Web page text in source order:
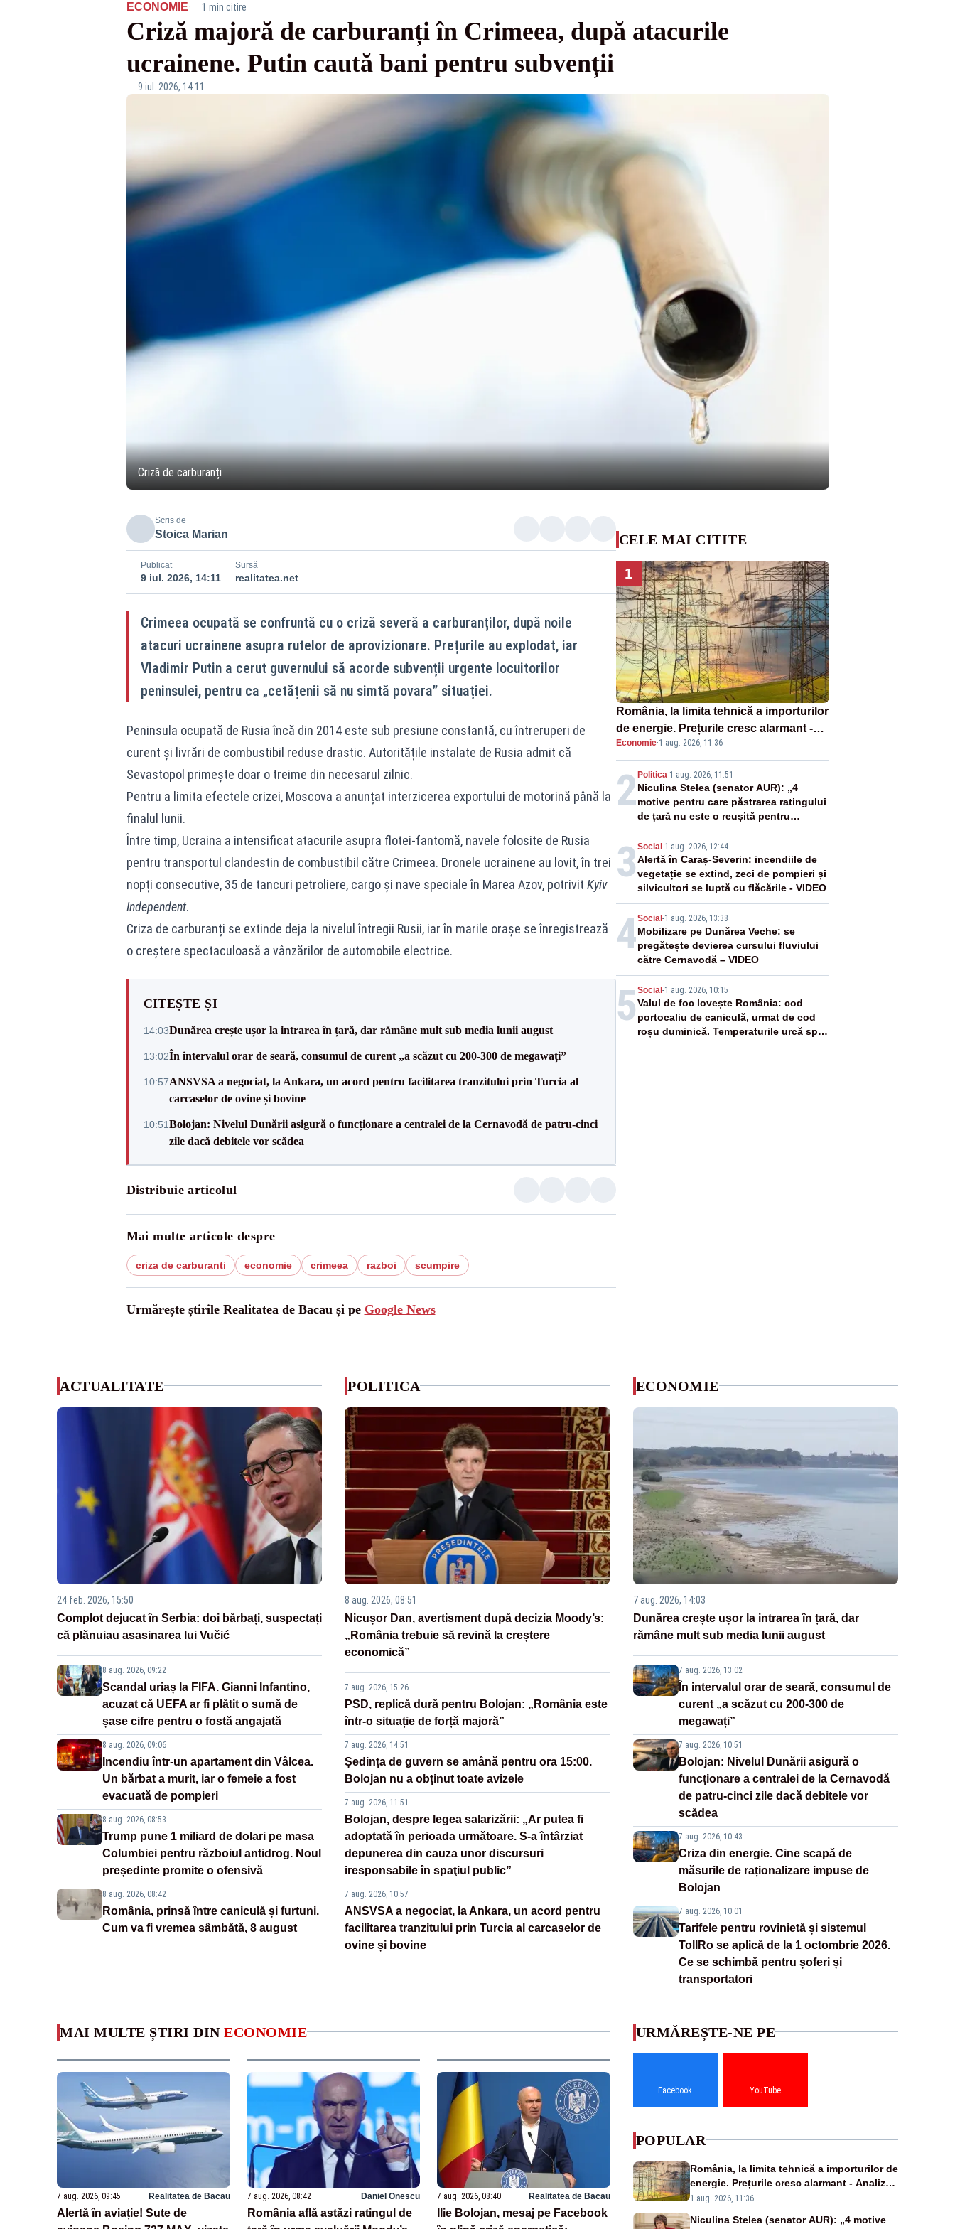
ECONOMIE· 1 min citire
Criză majoră de carburanți în Crimeea, după atacurile
ucrainene. Putin caută bani pentru subvenții
9 iul. 2026, 14:11
Criză de carburanți
Scris de
Stoica Marian
Publicat
9 iul. 2026, 14:11
Sursă
realitatea.net
Crimeea ocupată se confruntă cu o criză severă a carburanților, după noile
atacuri ucrainene asupra rutelor de aprovizionare. Prețurile au explodat, iar
Vladimir Putin a cerut guvernului să acorde subvenții urgente locuitorilor
peninsulei, pentru ca „cetățenii să nu simtă povara” situației.
Peninsula ocupată de Rusia încă din 2014 este sub presiune constantă, cu întreruperi de
curent și livrări de combustibil reduse drastic. Autoritățile instalate de Rusia admit că
Sevastopol primește doar o treime din necesarul zilnic.
Pentru a limita efectele crizei, Moscova a anunțat interzicerea exportului de motorină până la
finalul lunii.
Între timp, Ucraina a intensificat atacurile asupra flotei‑fantomă, navele folosite de Rusia
pentru transportul clandestin de combustibil către Crimeea. Dronele ucrainene au lovit, în trei
nopți consecutive, 35 de tancuri petroliere, cargo și nave speciale în Marea Azov, potrivit Kyiv
Independent.
Criza de carburanți se extinde deja la nivelul întregii Rusii, iar în marile orașe se înregistrează
o creștere spectaculoasă a vânzărilor de automobile electrice.
CITEȘTE ȘI
14:03Dunărea crește ușor la intrarea în țară, dar rămâne mult sub media lunii august
13:02În intervalul orar de seară, consumul de curent „a scăzut cu 200-300 de megawați”
10:57ANSVSA a negociat, la Ankara, un acord pentru facilitarea tranzitului prin Turcia al
carcaselor de ovine și bovine
10:51Bolojan: Nivelul Dunării asigură o funcționare a centralei de la Cernavodă de patru-cinci
zile dacă debitele vor scădea
Distribuie articolul
Mai multe articole despre
criza de carburanti economie crimeea razboi scumpire
Urmărește știrile Realitatea de Bacau și pe Google News
CELE MAI CITITE
1
România, la limita tehnică a importurilor
de energie. Prețurile cresc alarmant -
Analiză Realitatea Plus
Economie·1 aug. 2026, 11:36
2Politica-1 aug. 2026, 11:51
Niculina Stelea (senator AUR): „4
motive pentru care păstrarea ratingului
de țară nu este o reușită pentru
Guvernul Bolojan”
3 Social-1 aug. 2026, 12:44
Alertă în Caraș-Severin: incendiile de
vegetație se extind, zeci de pompieri și
silvicultori se luptă cu flăcările - VIDEO
4Social-1 aug. 2026, 13:38
Mobilizare pe Dunărea Veche: se
pregătește devierea cursului fluviului
către Cernavodă – VIDEO
5 Social-1 aug. 2026, 10:15
Valul de foc lovește România: cod
portocaliu de caniculă, urmat de cod
roșu duminică. Temperaturile urcă spre
ACTUALITATE
24 feb. 2026, 15:50
Complot dejucat în Serbia: doi bărbați, suspectați
că plănuiau asasinarea lui Vučić
8 aug. 2026, 09:22
Scandal uriaș la FIFA. Gianni Infantino,
acuzat că UEFA ar fi plătit o sumă de
șase cifre pentru o fostă angajată
8 aug. 2026, 09:06
Incendiu într-un apartament din Vâlcea.
Un bărbat a murit, iar o femeie a fost
evacuată de pompieri
8 aug. 2026, 08:53
Trump pune 1 miliard de dolari pe masa
Columbiei pentru războiul antidrog. Noul
președinte promite o ofensivă
8 aug. 2026, 08:42
România, prinsă între caniculă și furtuni.
Cum va fi vremea sâmbătă, 8 august
POLITICA
8 aug. 2026, 08:51
Nicușor Dan, avertisment după decizia Moody’s:
„România trebuie să revină la creștere
economică”
7 aug. 2026, 15:26
PSD, replică dură pentru Bolojan: „România este
într-o situație de forță majoră”
7 aug. 2026, 14:51
Ședința de guvern se amână pentru ora 15:00.
Bolojan nu a obținut toate avizele
7 aug. 2026, 11:51
Bolojan, despre legea salarizării: „Ar putea fi
adoptată în perioada următoare. S-a întârziat
depunerea din cauza unor discursuri
iresponsabile în spaţiul public”
7 aug. 2026, 10:57
ANSVSA a negociat, la Ankara, un acord pentru
facilitarea tranzitului prin Turcia al carcaselor de
ovine și bovine
ECONOMIE
7 aug. 2026, 14:03
Dunărea crește ușor la intrarea în țară, dar
rămâne mult sub media lunii august
7 aug. 2026, 13:02
În intervalul orar de seară, consumul de
curent „a scăzut cu 200-300 de
megawați”
7 aug. 2026, 10:51
Bolojan: Nivelul Dunării asigură o
funcționare a centralei de la Cernavodă
de patru-cinci zile dacă debitele vor
scădea
7 aug. 2026, 10:43
Criza din energie. Cine scapă de
măsurile de raționalizare impuse de
Bolojan
7 aug. 2026, 10:01
Tarifele pentru rovinietă și sistemul
TollRo se aplică de la 1 octombrie 2026.
Ce se schimbă pentru șoferi și
transportatori
MAI MULTE ȘTIRI DIN ECONOMIE
7 aug. 2026, 09:45 Realitatea de Bacau
Alertă în aviație! Sute de
7 aug. 2026, 08:42 Daniel Onescu
România află astăzi ratingul de
7 aug. 2026, 08:40 Realitatea de Bacau
Ilie Bolojan, mesaj pe Facebook
URMĂREȘTE-NE PE
Facebook YouTube
POPULAR
România, la limita tehnică a importurilor de
energie. Prețurile cresc alarmant - Analiză
Realitatea Plus
1 aug. 2026, 11:36
Niculina Stelea (senator AUR): „4 motive